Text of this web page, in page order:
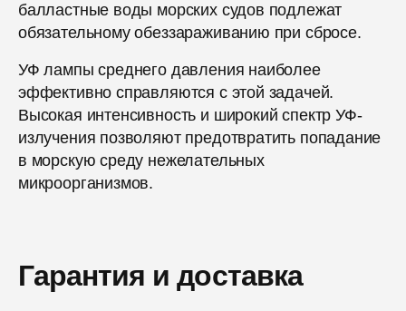
балластные воды морских судов подлежат
обязательному обеззараживанию при сбросе.
УФ лампы среднего давления наиболее
эффективно справляются с этой задачей.
Высокая интенсивность и широкий спектр УФ-
излучения позволяют предотвратить попадание
в морскую среду нежелательных
микроорганизмов.
Гарантия и доставка